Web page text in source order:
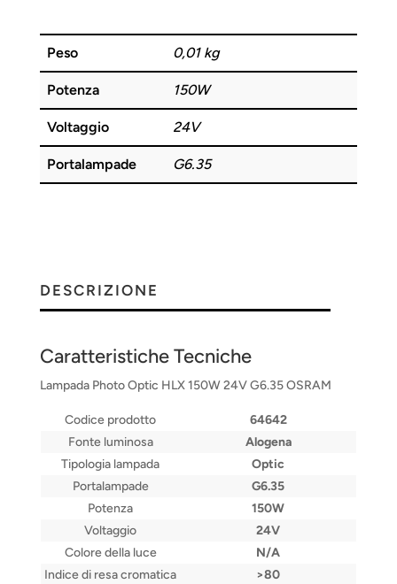
Peso 0,01 kg
Potenza 150W
Voltaggio 24V
Portalampade G6.35
DESCRIZIONE
Caratteristiche Tecniche
Lampada Photo Optic HLX 150W 24V G6.35 OSRAM
Codice prodotto
64642
Fonte luminosa
Alogena
Tipologia lampada
Optic
Portalampade
G6.35
Potenza
150W
Voltaggio
24V
Colore della luce
N/A
Indice di resa cromatica
>80